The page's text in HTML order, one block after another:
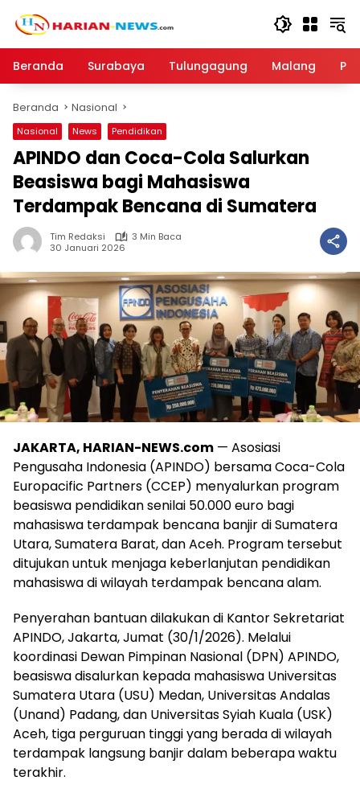
Beranda
Surabaya Tulungagung Malang
Beranda Nasional
Nasional News Pendidikan
APINDO dan Coca-Cola Salurkan
Beasiswa bagi Mahasiswa
Terdampak Bencana di Sumatera
Tim Redaksi
3 Min Baca
30 Januari 2026
JAKARTA, HARIAN-NEWS.com — Asosiasi
Pengusaha Indonesia (APINDO) bersama Coca-Cola
Europacific Partners (CCEP) menyalurkan program
beasiswa pendidikan senilai 50.000 euro bagi
mahasiswa terdampak bencana banjir di Sumatera
Utara, Sumatera Barat, dan Aceh. Program tersebut
ditujukan untuk menjaga keberlanjutan pendidikan
mahasiswa di wilayah terdampak bencana alam.
Penyerahan bantuan dilakukan di Kantor Sekretariat
APINDO, Jakarta, Jumat (30/1/2026). Melalui
koordinasi Dewan Pimpinan Nasional (DPN) APINDO,
beasiswa disalurkan kepada mahasiswa Universitas
Sumatera Utara (USU) Medan, Universitas Andalas
(Unand) Padang, dan Universitas Syiah Kuala (USK)
Aceh, tiga perguruan tinggi yang berada di wilayah
terdampak langsung banjir dalam beberapa waktu
terakhir.